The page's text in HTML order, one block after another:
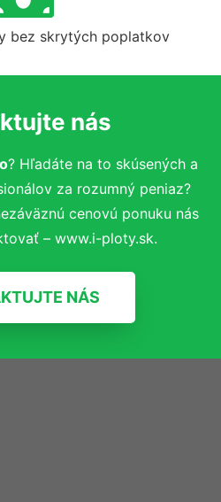
bez skrytých poplatkov
nás
? Hľadáte na to skúsených a
za rozumný peniaz?
cenovú ponuku nás
– www.i-ploty.sk.
NÁS